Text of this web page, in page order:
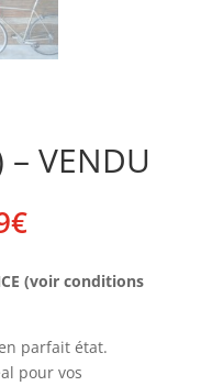
VENDU
€Plage
de
prix :
300,00€
309,99€
(voir conditions
parfait état.
pour vos